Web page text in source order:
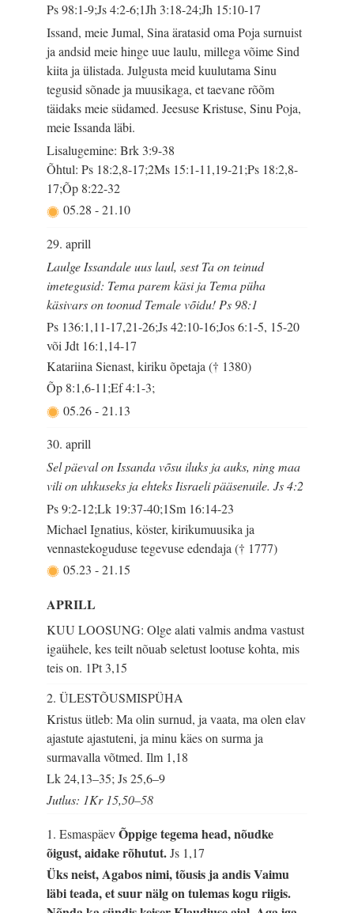
Ps 98:1-9;Js 4:2-6;1Jh 3:18-24;Jh 15:10-17
Issand, meie Jumal, Sina äratasid oma Poja surnuist
ja andsid meie hinge uue laulu, millega võime Sind
kiita ja ülistada. Julgusta meid kuulutama Sinu
tegusid sõnade ja muusikaga, et taevane rõõm
täidaks meie südamed. Jeesuse Kristuse, Sinu Poja,
meie Issanda läbi.
Lisalugemine: Brk 3:9-38
Õhtul: Ps 18:2,8-17;2Ms 15:1-11,19-21;Ps 18:2,8-
17;Õp 8:22-32
05.28-21.10
29. aprill
Laulge Issandale uus laul, sest Ta on teinud
imetegusid: Tema parem käsi ja Tema püha
käsivars on toonud Temale võidu! Ps 98:1
Ps 136:1,11-17,21-26;Js 42:10-16;Jos 6:1-5, 15-20
või Jdt 16:1,14-17
Katariina Sienast, kiriku õpetaja († 1380)
Õp 8:1,6-11;Ef 4:1-3;
05.26-21.13
30. aprill
Sel päeval on Issanda võsu iluks ja auks, ning maa
vili on uhkuseks ja ehteks Iisraeli pääsenuile. Js 4:2
Ps 9:2-12;Lk 19:37-40;1Sm 16:14-23
Michael Ignatius, köster, kirikumuusika ja
vennastekoguduse tegevuse edendaja († 1777)
05.23-21.15
APRILL
KUU LOOSUNG: Olge alati valmis andma vastust
igaühele, kes teilt nõuab seletust lootuse kohta, mis
teis on. 1Pt 3,15
2. ÜLESTÕUSMISPÜHA
Kristus ütleb: Ma olin surnud, ja vaata, ma olen elav
ajastute ajastuteni, ja minu käes on surma ja
surmavalla võtmed.Ilm 1,18
Lk 24,13–35; Js 25,6–9
Jutlus: 1Kr 15,50–58
1. EsmaspäevÕppige tegema head, nõudke
õigust, aidake rõhutut.Js 1,17
Üks neist, Agabos nimi, tõusis ja andis Vaimu
läbi teada, et suur nälg on tulemas kogu riigis.